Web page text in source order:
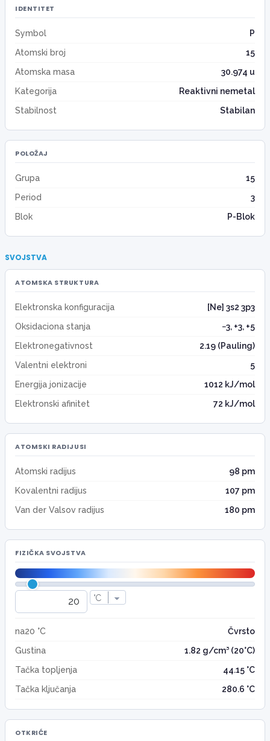
IDENTITET
Symbol
P
Atomski broj
15
Atomska masa
30.974 u
Kategorija
Reaktivni nemetal
Stabilnost
Stabilan
POLOŽAJ
Grupa
15
Period
3
Blok
P-Blok
SVOJSTVA
ATOMSKA STRUKTURA
Elektronska konfiguracija
[Ne] 3s2 3p3
Oksidaciona stanja
−3, +3, +5
Elektronegativnost
2.19 (Pauling)
Valentni elektroni
5
Energija jonizacije
1012 kJ/mol
Elektronski afinitet
72 kJ/mol
ATOMSKI RADIJUSI
Atomski radijus
98 pm
Kovalentni radijus
107 pm
Van der Valsov radijus
180 pm
FIZIČKA SVOJSTVA
na20 °C
Čvrsto
Gustina
1.82 g/cm³ (20°C)
Tačka topljenja
44.15 °C
Tačka ključanja
280.6 °C
OTKRIĆE